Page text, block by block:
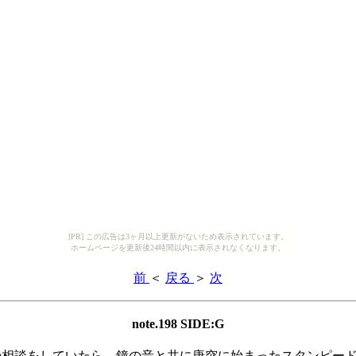
[PR] この広告は3ヶ月以上更新がないため表示されています。
ホームページを更新後24時間以内に表示されなくなります。
前 ＜ 戻る ＞ 次
note.198 SIDE:G